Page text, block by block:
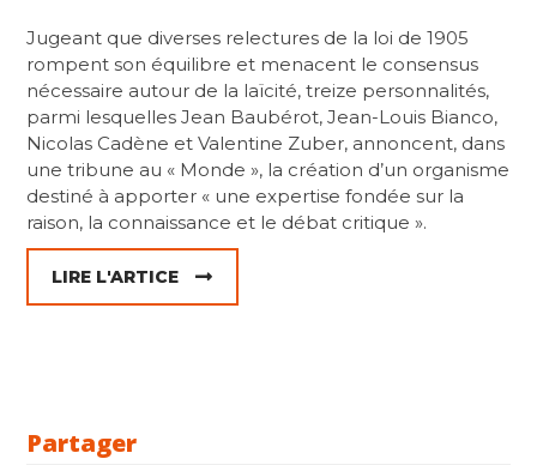
Jugeant que diverses relectures de la loi de 1905
rompent son équilibre et menacent le consensus
nécessaire autour de la laïcité, treize personnalités,
parmi lesquelles Jean Baubérot, Jean-Louis Bianco,
Nicolas Cadène et Valentine Zuber, annoncent, dans
une tribune au « Monde », la création d’un organisme
destiné à apporter « une expertise fondée sur la
raison, la connaissance et le débat critique ».
LIRE L'ARTICE
Partager